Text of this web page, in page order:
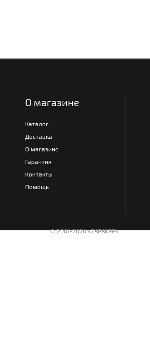
О магазине
Каталог
Доставка
О магазине
Гарантия
Контакты
Помощь
© 2001-2020 «ZAPAKPP».